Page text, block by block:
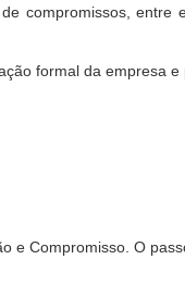
compromissos, entre
formal da empresa
e Compromisso. O